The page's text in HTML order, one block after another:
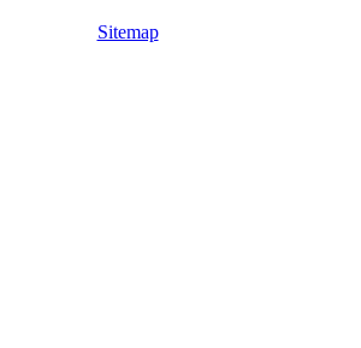
Sitemap